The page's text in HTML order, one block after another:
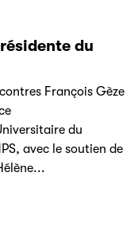
du
François Gèze
du
avec le soutien de